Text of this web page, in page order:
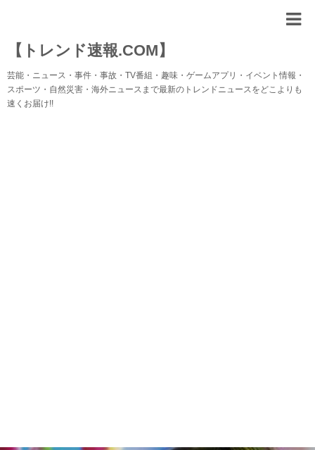
【トレンド速報.COM】
芸能・ニュース・事件・事故・TV番組・趣味・ゲームアプリ・イベント情報・
スポーツ・自然災害・海外ニュースまで最新のトレンドニュースをどこよりも
速くお届け!!